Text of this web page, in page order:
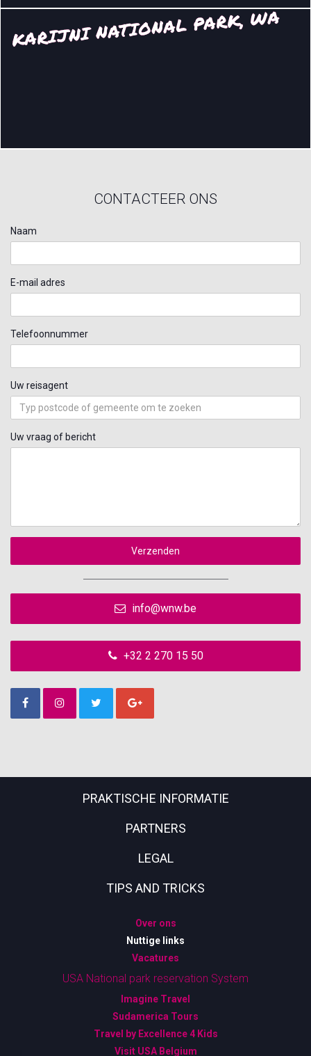
KARIJNI NATIONAL PARK, WA
CONTACTEER ONS
Naam
E-mail adres
Telefoonnummer
Uw reisagent
Uw vraag of bericht
Verzenden
info@wnw.be
+32 2 270 15 50
PRAKTISCHE INFORMATIE
PARTNERS
LEGAL
TIPS AND TRICKS
Over ons
Nuttige links
Vacatures
USA National park reservation System
Imagine Travel
Sudamerica Tours
Travel by Excellence 4 Kids
Visit USA Belgium